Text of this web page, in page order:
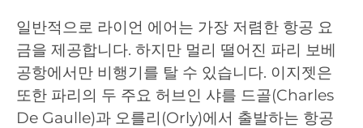
일반적으로 라이언 에어는 가장 저렴한 항공 요
금을 제공합니다. 하지만 멀리 떨어진 파리 보베
공항에서만 비행기를 탈 수 있습니다. 이지젯은
또한 파리의 두 주요 허브인 샤를 드골(Charles
De Gaulle)과 오를리(Orly)에서 출발하는 항공